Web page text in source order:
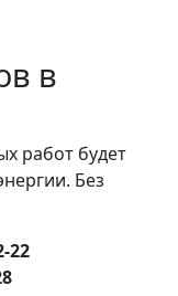
в
работ будет
Без
22